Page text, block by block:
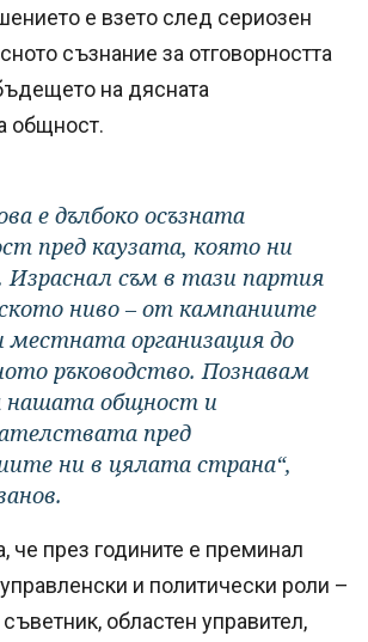
е взето след сериозен
съзнание за отговорността
на дясната
общност.
е дълбоко осъзната
пред каузата, която ни
Израснал съм в тази партия
ниво – от кампаниите
местната организация до
ръководство. Познавам
нашата общност и
пред
ни в цялата страна“,
че през годините е преминал
и политически роли –
областен управител,